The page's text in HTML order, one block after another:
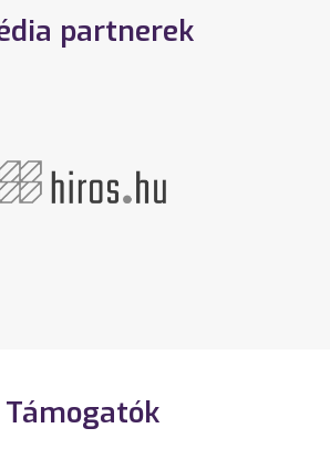
partnerek
Támogatók